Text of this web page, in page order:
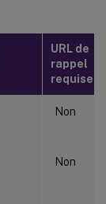
URL de
rappel
requise
Non
Non